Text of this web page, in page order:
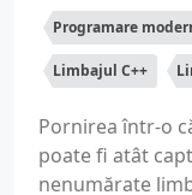
Programare
Limbajul C++
Pornirea într-o
poate fi atât
nenumărate